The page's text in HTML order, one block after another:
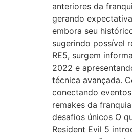
anteriores da
gerando
embora seu
sugerindo possível
RE5, surgem
2022 e
técnica avançada.
conectando
remakes da
desafios únicos O
Resident Evil 5